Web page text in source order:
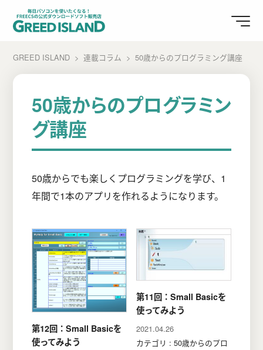
GREED ISLAND 連載コラム 50歳からのプログラミング講座
50歳からのプログラミン
グ講座
50歳からでも楽しくプログラミングを学び、1
年間で1本のアプリを作れるようになります。
第12回：Small Basicを
使ってみよう
第11回：Small Basicを
使ってみよう
2021.04.26
カテゴリ : 50歳からのプロ